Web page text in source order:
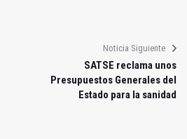
Noticia Siguiente
SATSE reclama unos
Presupuestos Generales del
Estado para la sanidad